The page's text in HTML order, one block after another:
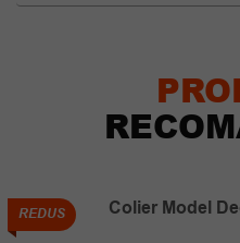
REDUS Colier Model